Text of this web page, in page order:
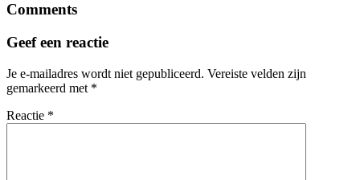
Comments
Geef een reactie
Je e-mailadres wordt niet gepubliceerd. Vereiste velden zijn
gemarkeerd met *
Reactie *